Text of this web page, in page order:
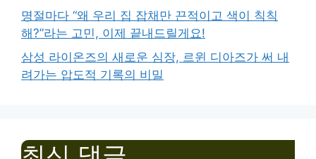
명절마다 “왜 우리 집 잡채만 끈적이고 색이 칙칙
해?”라는 고민, 이제 끝내드릴게요!
삼성 라이온즈의 새로운 심장, 르윈 디아즈가 써 내
려가는 압도적 기록의 비밀